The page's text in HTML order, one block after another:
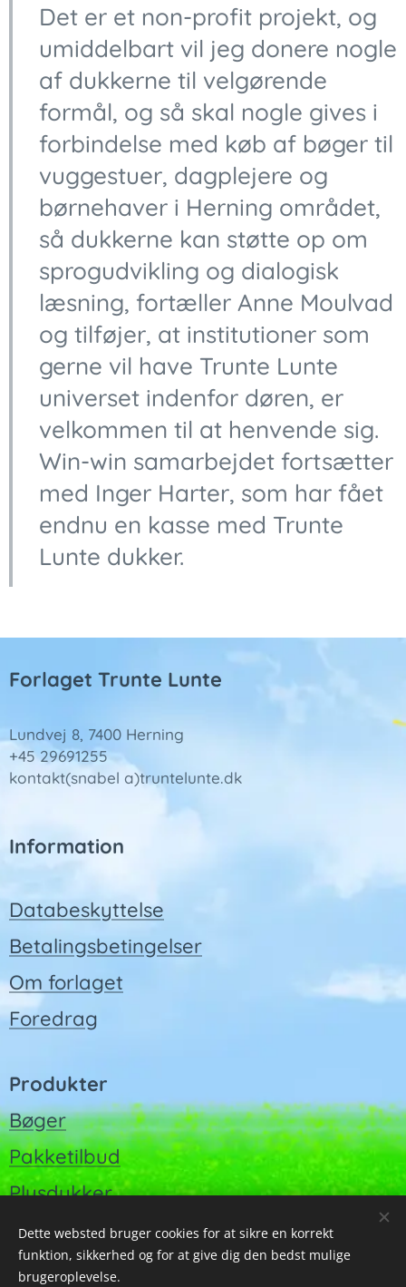
Det er et non-profit projekt, og
umiddelbart vil jeg donere nogle
af dukkerne til velgørende
formål, og så skal nogle gives i
forbindelse med køb af bøger til
vuggestuer, dagplejere og
børnehaver i Herning området,
så dukkerne kan støtte op om
sprogudvikling og dialogisk
læsning, fortæller Anne Moulvad
og tilføjer, at institutioner som
gerne vil have Trunte Lunte
universet indenfor døren, er
velkommen til at henvende sig.
Win-win samarbejdet fortsætter
med Inger Harter, som har fået
endnu en kasse med Trunte
Lunte dukker.
Forlaget Trunte Lunte
Lundvej 8, 7400 Herning
+45 29691255
kontakt(snabel a)truntelunte.dk
Information
Databeskyttelse
Betalingsbetingelser
Om forlaget
Foredrag
Produkter
Bøger
Pakketilbud
Plysdukker
Plakater
Malebøger
Dette websted bruger cookies for at sikre en korrekt
funktion, sikkerhed og for at give dig den bedst mulige
brugeroplevelse.